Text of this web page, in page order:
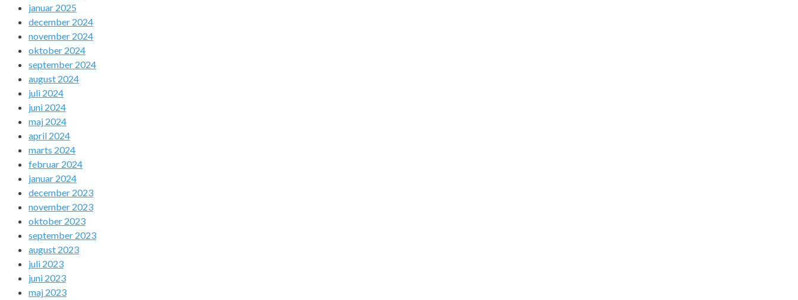
januar 2025
december 2024
november 2024
oktober 2024
september 2024
august 2024
juli 2024
juni 2024
maj 2024
april 2024
marts 2024
februar 2024
januar 2024
december 2023
november 2023
oktober 2023
september 2023
august 2023
juli 2023
juni 2023
maj 2023